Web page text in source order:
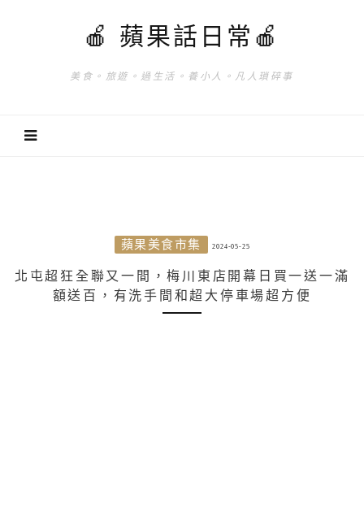
🍎 蘋果話日常🍎
美食。旅遊。過生活。養小人。凡人瑣碎事
蘋果美食市集 2024-05-25
北屯超狂全聯又一間，梅川東店開幕日買一送一滿
額送百，有洗手間和超大停車場超方便